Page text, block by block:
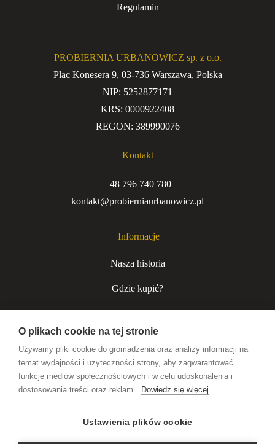
Regulamin
PROBIERNIA URBANOWICZ sp. z o.o.
Plac Konesera 9, 03-736 Warszawa, Polska
NIP: 5252877171
KRS: 0000922408
REGON: 389990076
Kontakt
+48 796 740 780
kontakt@probierniaurbanowicz.pl
Informacje
Nasza historia
Gdzie kupić?
Kurjer niecodzienny
Współpraca B2B
Wódki premium
O plikach cookie na tej stronie
Używamy pliki cookie do gromadzenia oraz analizy informacji na
temat wydajności i użyteczności strony, aby zagwarantować
funkcje mediów społecznościowych i w celu udoskonalenia i
dostosowania treści oraz reklam.
Dowiedz się więcej
Ustawienia plików cookie